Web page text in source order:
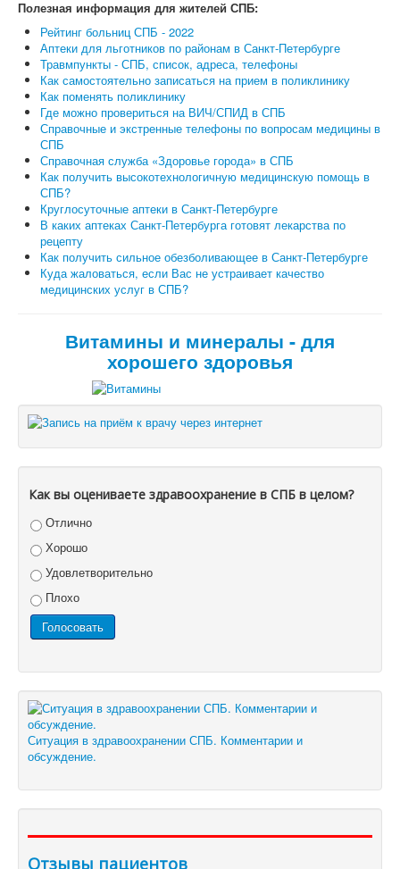
Полезная информация для жителей СПБ:
Рейтинг больниц СПБ - 2022
Аптеки для льготников по районам в Санкт-Петербурге
Травмпункты - СПБ, список, адреса, телефоны
Как самостоятельно записаться на прием в поликлинику
Как поменять поликлинику
Где можно провериться на ВИЧ/СПИД в СПБ
Справочные и экстренные телефоны по вопросам медицины в
СПБ
Справочная служба «Здоровье города» в СПБ
Как получить высокотехнологичную медицинскую помощь в
СПБ?
Круглосуточные аптеки в Санкт-Петербурге
В каких аптеках Санкт-Петербурга готовят лекарства по
рецепту
Как получить сильное обезболивающее в Санкт-Петербурге
Куда жаловаться, если Вас не устраивает качество
медицинских услуг в СПБ?
Витамины и минералы - для
хорошего здоровья
Как вы оцениваете здравоохранение в СПБ в целом?
Отлично
Хорошо
Удовлетворительно
Плохо
Ситуация в здравоохранении СПБ. Комментарии и
обсуждение.
Отзывы пациентов